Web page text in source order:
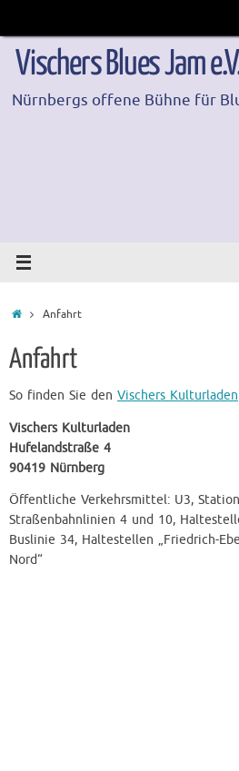
springen
Vischers Blues Jam
Nürnbergs offene Bühne für
StartAnfahrt
Anfahrt
So finden Sie den Vischers Kulturladen
Vischers Kulturladen
Hufelandstraße 4
90419 Nürnberg
Öffentliche Verkehrsmittel: U3,
Straßenbahnlinien 4 und 10,
Buslinie 34, Haltestellen „Friedrich-
Nord“